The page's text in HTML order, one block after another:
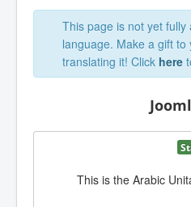
This page is not yet fully
language. Make a gift
translating it! Click here
This is the Arabic